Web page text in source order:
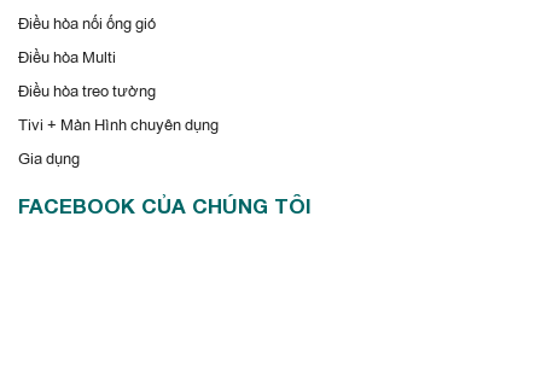
Điều hòa nối ống gió
Điều hòa Multi
Điều hòa treo tường
Tivi + Màn Hình chuyên dụng
Gia dụng
FACEBOOK CỦA CHÚNG TÔI